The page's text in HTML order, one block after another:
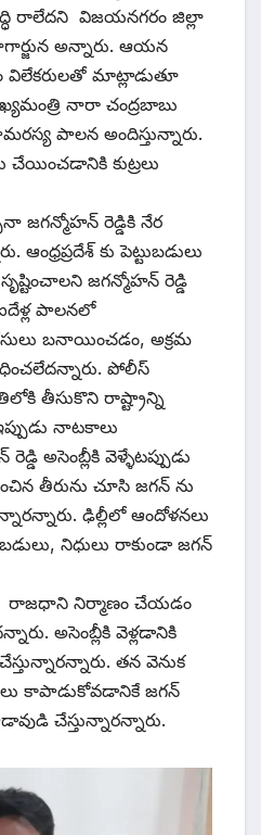
రాలేదని విజయనగరం జిల్లా
అన్నారు. ఆయన
విలేకరులతో మాట్లాడుతూ
నారా చంద్రబాబు
పాలన అందిస్తున్నారు.
చేయించడానికి కుట్రలు
జగన్మోహన్ రెడ్డికి నేర
కు పెట్టుబడులు
జగన్మోహన్ రెడ్డి
పాలనలో
బనాయించడం, అక్రమ
పోలీస్
తీసుకొని రాష్ట్రాన్ని
నాటకాలు
అసెంబ్లీకి వెళ్ళేటప్పుడు
తీరును చూసి జగన్ ను
ఢిల్లీలో ఆందోళనలు
నిధులు రాకుండా జగన్
రాజధాని నిర్మాణం చేయడం
అసెంబ్లీకి వెళ్లడానికి
తన వెనుక
కాపాడుకోవడానికే జగన్
చేస్తున్నారన్నారు.